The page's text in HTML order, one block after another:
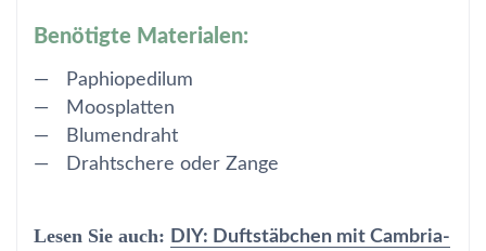
Benötigte Materialen:
Paphiopedilum
Moosplatten
Blumendraht
Drahtschere oder Zange
Lesen Sie auch: DIY: Duftstäbchen mit Cambria-